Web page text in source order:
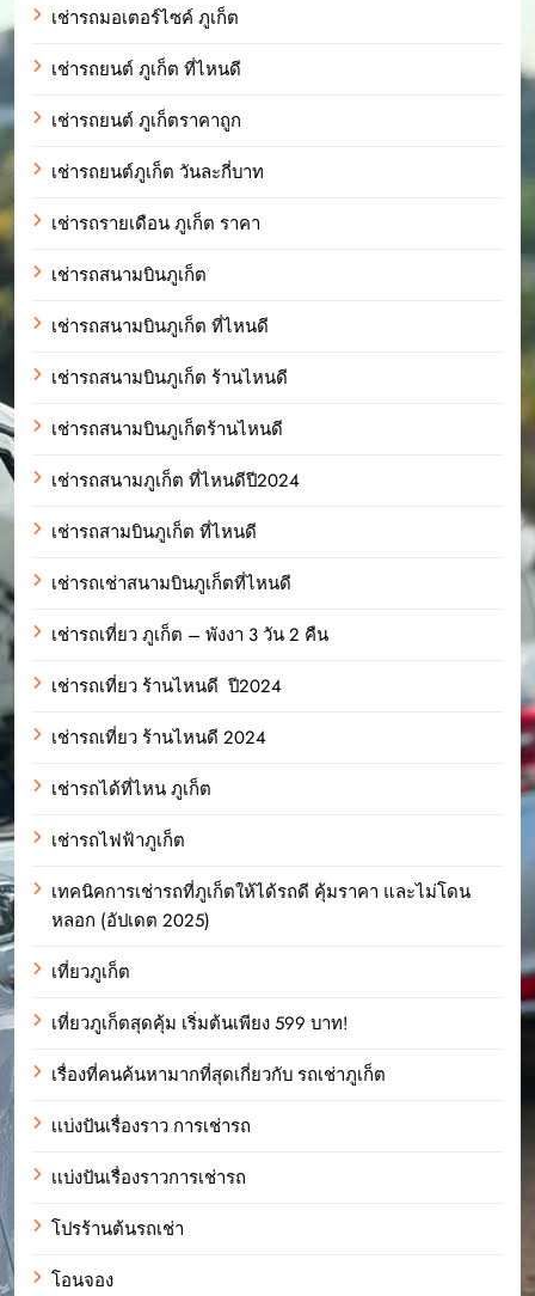
เช่ารถมอเตอร์ไซค์ ภูเก็ต
เช่ารถยนต์ ภูเก็ต ที่ไหนดี
เช่ารถยนต์ ภูเก็ตราคาถูก
เช่ารถยนต์ภูเก็ต วันละกี่บาท
เช่ารถรายเดือน ภูเก็ต ราคา
เช่ารถสนามบินภูเก็ต
เช่ารถสนามบินภูเก็ต ที่ไหนดี
เช่ารถสนามบินภูเก็ต ร้านไหนดี
เช่ารถสนามบินภูเก็ตร้านไหนดี
เช่ารถสนามภูเก็ต ที่ไหนดีปี2024
เช่ารถสามบินภูเก็ต ที่ไหนดี
เช่ารถเช่าสนามบินภูเก็ตที่ไหนดี
เช่ารถเที่ยว ภูเก็ต – พังงา 3 วัน 2 คืน
เช่ารถเที่ยว ร้านไหนดี ปี2024
เช่ารถเที่ยว ร้านไหนดี 2024
เช่ารถได้ที่ไหน ภูเก็ต
เช่ารถไฟฟ้าภูเก็ต
เทคนิคการเช่ารถที่ภูเก็ตให้ได้รถดี คุ้มราคา และไม่โดน
หลอก (อัปเดต 2025)
เที่ยวภูเก็ต
เที่ยวภูเก็ตสุดคุ้ม เริ่มต้นเพียง 599 บาท!
เรื่องที่คนค้นหามากที่สุดเกี่ยวกับ รถเช่าภูเก็ต
เเบ่งปันเรื่องราว การเช่ารถ
เเบ่งปันเรื่องราวการเช่ารถ
โปรร้านต้นรถเช่า
โอนจอง